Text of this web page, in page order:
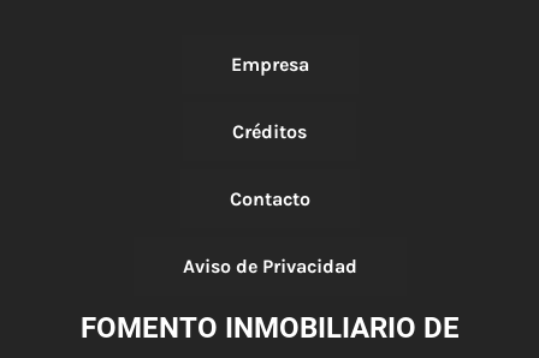
Empresa
Créditos
Contacto
Aviso de Privacidad
FOMENTO INMOBILIARIO DE